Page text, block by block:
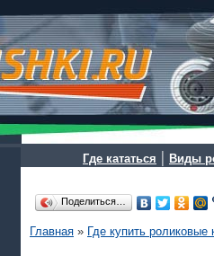
Где кататься | Виды
Поделиться…
Главная » Где купить роликовые